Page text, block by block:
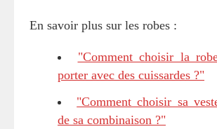
En savoir plus sur les robes :
"Comment choisir la
porter avec des cuissardes ?"
"Comment choisir sa
de sa combinaison ?"